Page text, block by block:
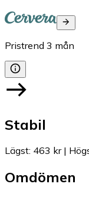
Pristrend 3 mån
Stabil
Lägst: 463 kr|
Omdömen